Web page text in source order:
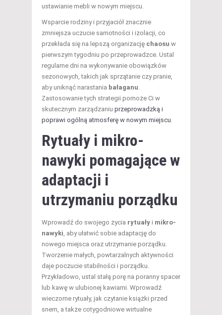
ustawianie mebli w nowym miejscu.
Wsparcie rodziny i przyjaciół znacznie
zmniejsza uczucie samotności i izolacji, co
przekłada się na lepszą organizację chaosu w
pierwszym tygodniu po przeprowadzce. Ustal
regularne dni na wykonywanie obowiązków
sezonowych, takich jak sprzątanie czy pranie,
aby uniknąć narastania bałaganu.
Zastosowanie tych strategii pomoże Ci w
skutecznym zarządzaniu przeprowadzką i
poprawi ogólną atmosferę w nowym miejscu.
Rytuały i mikro-
nawyki pomagające w
adaptacji i
utrzymaniu porządku
Wprowadź do swojego życia rytuały i mikro-
nawyki, aby ułatwić sobie adaptację do
nowego miejsca oraz utrzymanie porządku.
Tworzenie małych, powtarzalnych aktywności
daje poczucie stabilności i porządku.
Przykładowo, ustal stałą porę na poranny spacer
lub kawę w ulubionej kawiarni. Wprowadź
wieczorne rytuały, jak czytanie książki przed
snem, a także cotygodniowe wirtualne